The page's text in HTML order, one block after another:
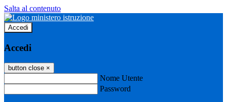
Salta al contenuto
Accedi
Accedi
button close ×
Nome Utente
Password